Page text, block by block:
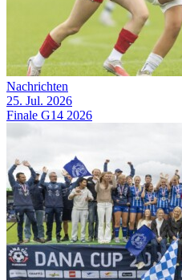
Nachrichten
25. Jul. 2026
Finale G14 2026